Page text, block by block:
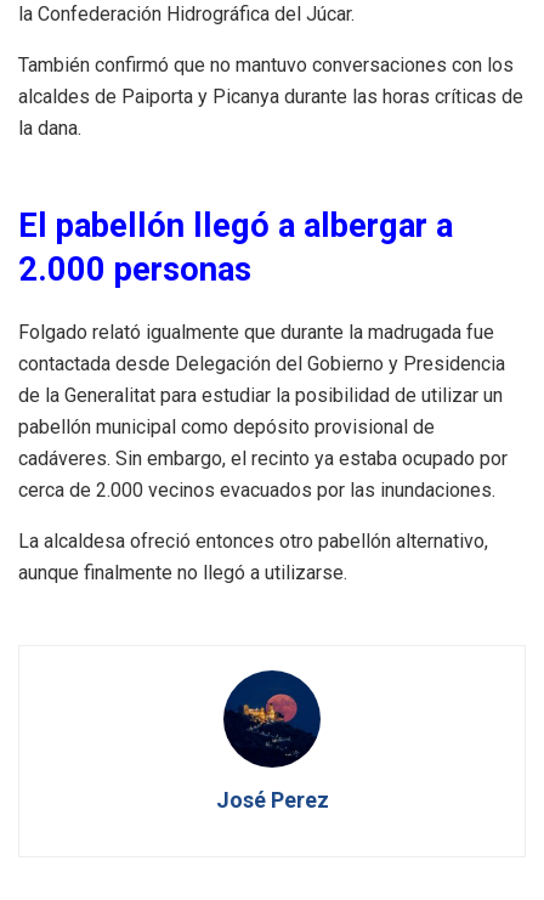
la Confederación Hidrográfica del Júcar.
También confirmó que no mantuvo conversaciones con los
alcaldes de Paiporta y Picanya durante las horas críticas de
la dana.
El pabellón llegó a albergar a
2.000 personas
Folgado relató igualmente que durante la madrugada fue
contactada desde Delegación del Gobierno y Presidencia
de la Generalitat para estudiar la posibilidad de utilizar un
pabellón municipal como depósito provisional de
cadáveres. Sin embargo, el recinto ya estaba ocupado por
cerca de 2.000 vecinos evacuados por las inundaciones.
La alcaldesa ofreció entonces otro pabellón alternativo,
aunque finalmente no llegó a utilizarse.
José Perez